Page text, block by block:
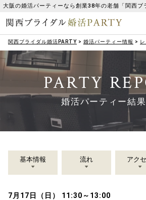
大阪の婚活パーティーなら創業38年の老舗「関西ブ
関西ブライダル婚活PARTY > 婚活パーティー情報 >
PARTY
婚活パーティー結
基本情報 流れ アク
7月17日（日） 11:30～13:00